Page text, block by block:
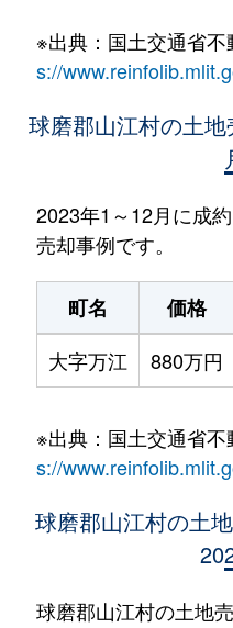
※出典：国土交通省
s://
球磨郡山江村の土
2023年1～12月に成
売却事例です。
町名 価格
大字万江
880万円
※出典：国土交通省
s://
球磨郡山江村の土
球磨郡山江村の土地